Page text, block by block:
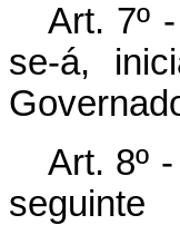
Art. 7º
se-á,
Art. 8º